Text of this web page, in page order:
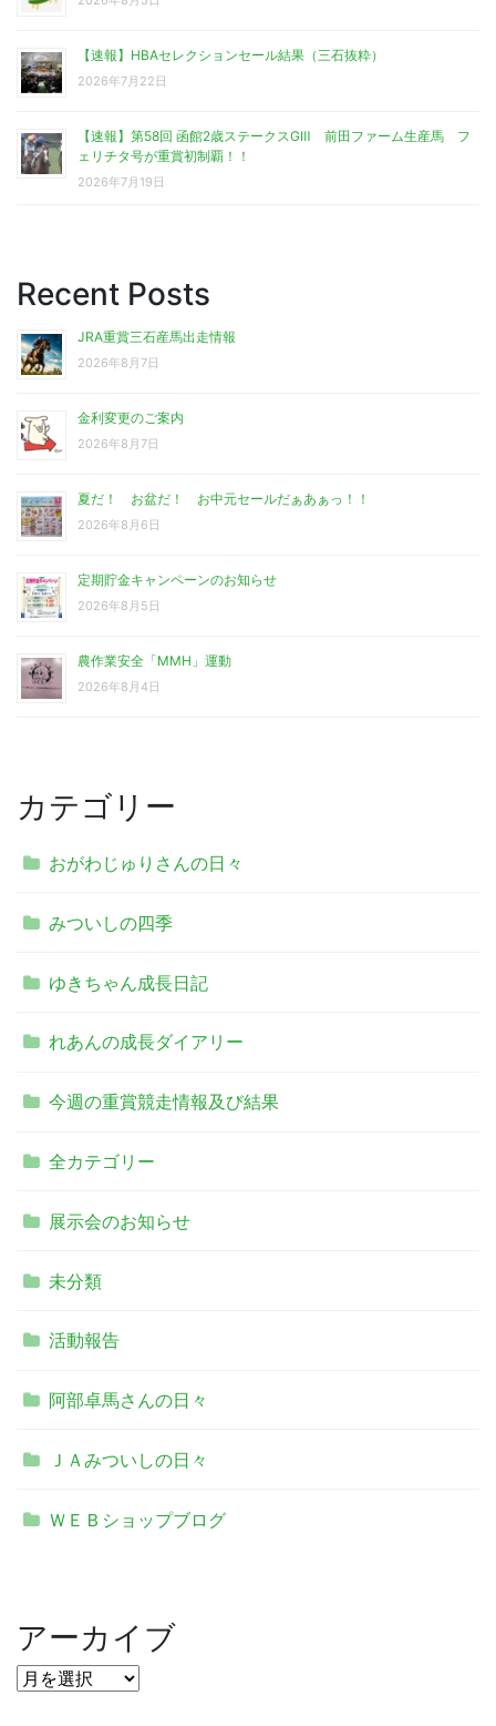
【速報】HBAセレクションセール結果（三石抜粋）
2026年7月22日
【速報】第58回 函館2歳ステークスGⅢ 前田ファーム生産馬 フ
ェリチタ号が重賞初制覇！！
2026年7月19日
Recent Posts
JRA重賞三石産馬出走情報
2026年8月7日
金利変更のご案内
2026年8月7日
夏だ！ お盆だ！ お中元セールだぁあぁっ！！
2026年8月6日
定期貯金キャンペーンのお知らせ
2026年8月5日
農作業安全「MMH」運動
2026年8月4日
カテゴリー
おがわじゅりさんの日々
みついしの四季
ゆきちゃん成長日記
れあんの成長ダイアリー
今週の重賞競走情報及び結果
全カテゴリー
展示会のお知らせ
未分類
活動報告
阿部卓馬さんの日々
ＪＡみついしの日々
ＷＥＢショップブログ
アーカイブ
ア